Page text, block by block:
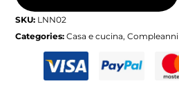
SKU: LNN02
Categories:Casa e cucina,Compleanni